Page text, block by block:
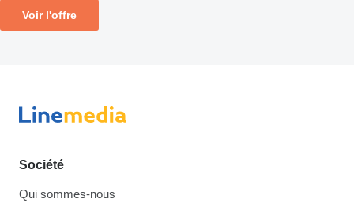
Voir l'offre
Société
Qui sommes-nous